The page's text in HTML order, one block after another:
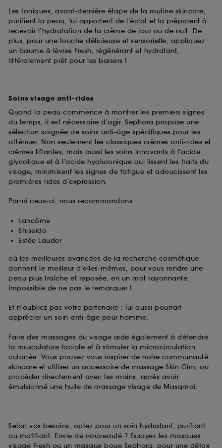
Les toniques, avant-dernière étape de la routine skincare,
purifient la peau, lui apportent de l’éclat et la préparent à
recevoir l’hydratation de la crème de jour ou de nuit. De
plus, pour une touche délicieuse et sensorielle, appliquez
un baume à lèvres Fresh, régénérant et hydratant,
littéralement prêt pour les baisers !
Soins visage anti-rides
Quand la peau commence à montrer les premiers signes
du temps, il est nécessaire d’agir. Sephora propose une
sélection soignée de soins anti-âge spécifiques pour les
atténuer. Non seulement les classiques crèmes anti-rides et
crèmes liftantes, mais aussi les soins innovants à l’acide
glycolique et à l’acide hyaluronique qui lissent les traits du
visage, minimisent les signes de fatigue et adoucissent les
premières rides d’expression.
Parmi ceux-ci, nous recommandons :
Lancôme
Shiseido
Estée Lauder
où les meilleures avancées de la recherche cosmétique
donnent le meilleur d’elles-mêmes, pour vous rendre une
peau plus fraîche et reposée, en un mot rayonnante.
Impossible de ne pas le remarquer !
Et n’oubliez pas votre partenaire : lui aussi pourrait
apprécier un soin anti-âge pour homme.
Faire des massages du visage aide également à détendre
la musculature faciale et à stimuler la microcirculation
cutanée. Vous pouvez vous inspirer de notre communauté
skincare et utiliser un accessoire de massage Skin Gim, ou
procéder directement avec les mains, après avoir
émulsionné une huile de massage visage de Masqmai.
Selon vos besoins, optez pour un soin hydratant, purifiant
ou matifiant. Envie de nouveauté ? Essayez les masques
visage Fresh ou un masque boue Sephora, pour une détox